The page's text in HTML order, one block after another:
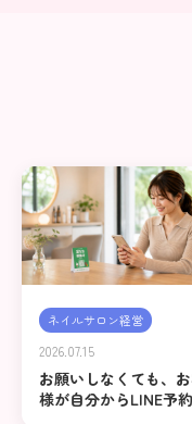
ネイルサロン経営
2026.07.15
お願いしなくても、
様が自分からLINE予